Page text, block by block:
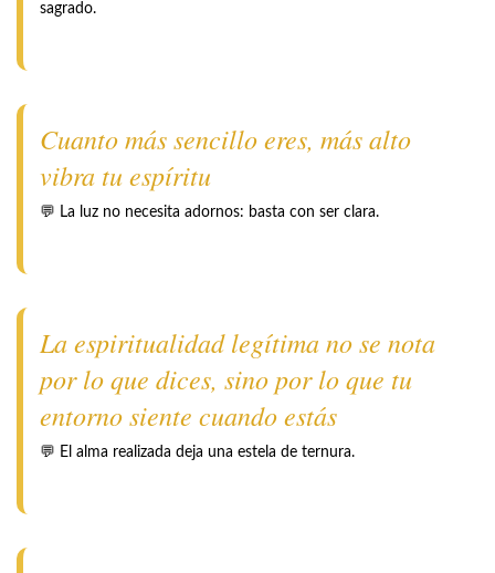
sagrado.
Cuanto más sencillo eres, más alto
vibra tu espíritu
💬 La luz no necesita adornos: basta con ser clara.
La espiritualidad legítima no se nota
por lo que dices, sino por lo que tu
entorno siente cuando estás
💬 El alma realizada deja una estela de ternura.